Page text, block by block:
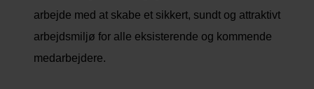
arbejde med at skabe et sikkert, sundt og attraktivt
arbejdsmiljø for alle eksisterende og kommende
medarbejdere.